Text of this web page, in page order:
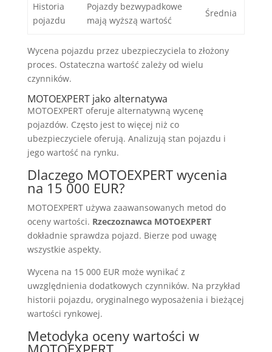
Historia
pojazdu
Pojazdy bezwypadkowe
mają wyższą wartość
Średnia
Wycena pojazdu przez ubezpieczyciela to złożony
proces. Ostateczna wartość zależy od wielu
czynników.
MOTOEXPERT jako alternatywa
MOTOEXPERT oferuje alternatywną wycenę
pojazdów. Często jest to więcej niż co
ubezpieczyciele oferują. Analizują stan pojazdu i
jego wartość na rynku.
Dlaczego MOTOEXPERT wycenia
na 15 000 EUR?
MOTOEXPERT używa zaawansowanych metod do
oceny wartości. Rzeczoznawca MOTOEXPERT
dokładnie sprawdza pojazd. Bierze pod uwagę
wszystkie aspekty.
Wycena na 15 000 EUR może wynikać z
uwzględnienia dodatkowych czynników. Na przykład
historii pojazdu, oryginalnego wyposażenia i bieżącej
wartości rynkowej.
Metodyka oceny wartości w